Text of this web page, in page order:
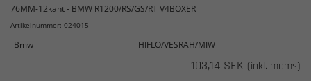
76MM-12kant - BMW R1200/RS/GS/RT V4BOXER
Artikelnummer: 024015
Bmw HIFLO/VESRAH/MIW
103,14 SEK (inkl. moms)